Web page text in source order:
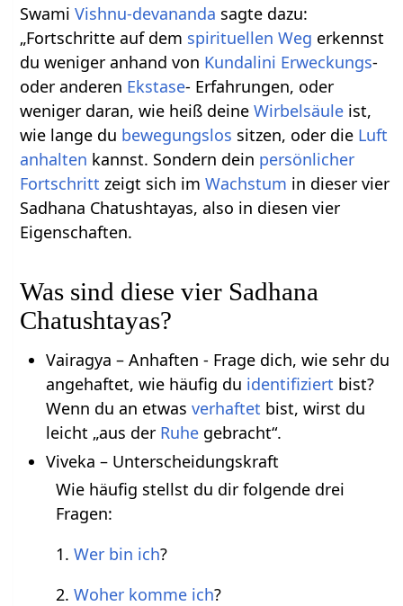
SwamiVishnu-devananda sagte dazu:
„Fortschritte auf dem spirituellen Weg erkennst
du weniger anhand von Kundalini Erweckungs-
oder anderen Ekstase- Erfahrungen, oder
weniger daran, wie heiß deineWirbelsäule ist,
wie lange du bewegungslos sitzen, oder die Luft
anhalten kannst. Sondern dein persönlicher
Fortschritt zeigt sich imWachstum in dieser vier
Sadhana Chatushtayas, also in diesen vier
Eigenschaften.
Was sind diese vier Sadhana
Chatushtayas?
Vairagya – Anhaften - Frage dich, wie sehr du
angehaftet, wie häufig du identifiziert bist?
Wenn du an etwas verhaftet bist, wirst du
leicht „aus der Ruhegebracht“.
Viveka – Unterscheidungskraft
Wie häufig stellst du dir folgende drei
Fragen:
1.Wer bin ich?
2.Woher komme ich?